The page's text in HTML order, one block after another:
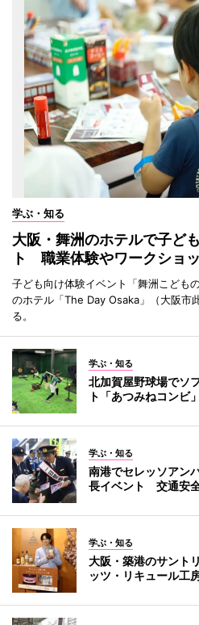
学ぶ・知る
大阪・舞洲のホテルで子ど
ト 職業体験やワークショ
子ども向け体験イベント「舞洲こども
のホテル「The Day Osaka」（大阪市
る。
学ぶ・知る
北加賀屋野球場でソ
ト「あつみねコンビ
学ぶ・知る
南港でセレッソアン
長イベント 交通安
学ぶ・知る
大阪・築港のサント
ッツ・リキュール工